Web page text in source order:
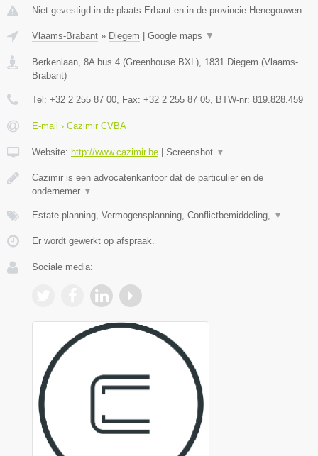
Niet gevestigd in de plaats Erbaut en in de provincie Henegouwen.
Vlaams-Brabant » Diegem | Google maps ▼
Berkenlaan, 8A bus 4 (Greenhouse BXL) 1831 Diegem (Vlaams-
Brabant)
Tel: +32 2 255 87 00 , Fax: +32 2 255 87 05 , BTW-nr: 819.828.459
E-mail › Cazimir CVBA
Website: http://www.cazimir.be | Screenshot ▼
Cazimir is een advocatenkantoor dat de particulier én de
ondernemer ▼
Estate planning, Vermogensplanning, Conflictbemiddeling, ▼
Er wordt gewerkt op afspraak.
Sociale media: